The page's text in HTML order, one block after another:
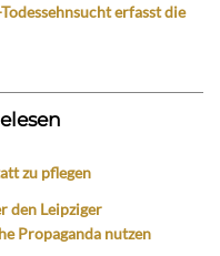
erfasst die
zu pflegen
den Leipziger
Propaganda nutzen